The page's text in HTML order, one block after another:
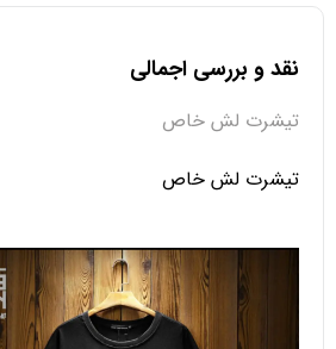
نقد و بررسی اجمالی
تیشرت لش خاص
تیشرت لش خاص